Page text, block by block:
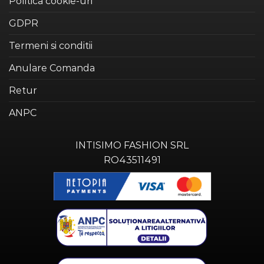
GDPR
Termeni si conditii
Anulare Comanda
Retur
ANPC
INTISIMO FASHION SRL
RO43511491